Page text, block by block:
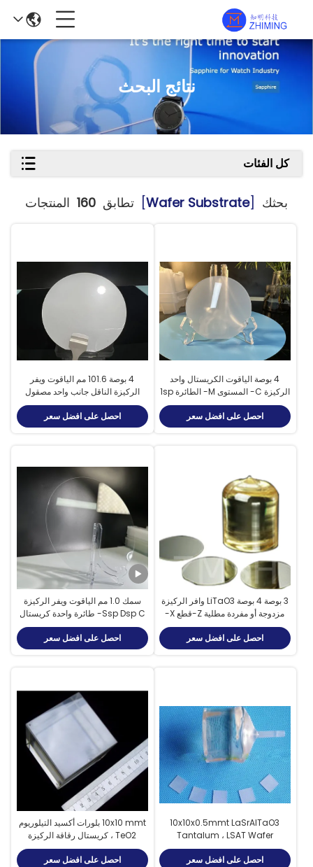
نتائج البحث
كل الفئات
بحثك [
Wafer Substrate
] تطابق 160 المنتجات
4 بوصة الياقوت الكريستال واحد
الركيزة C- المستوى M- الطائرة 1sp
2sp طحن
احصل على افضل سعر
4 بوصة 101.6 مم الياقوت ويفر
الركيزة الناقل جانب واحد مصقول
كريستال أحادي Al2O3
احصل على افضل سعر
3 بوصة 4 بوصة LiTaO3 وافر الركيزة
مزدوجة أو مفردة مطلية Z-قطع X-
قطع Y-قطع نوع المنشار
احصل على افضل سعر
سمك 1.0 مم الياقوت ويفر الركيزة
Ssp Dsp C- طائرة واحدة كريستال
99.999٪ Al2O3
احصل على افضل سعر
10x10x0.5mmt LaSrAlTaO3
Tantalum ، LSAT Wafer
Substrate Crystal Industrial
احصل على افضل سعر
10x10 mmt بلورات أكسيد التيلوريوم
TeO2 ، كريستال رقاقة الركيزة
TeO2
احصل على افضل سعر